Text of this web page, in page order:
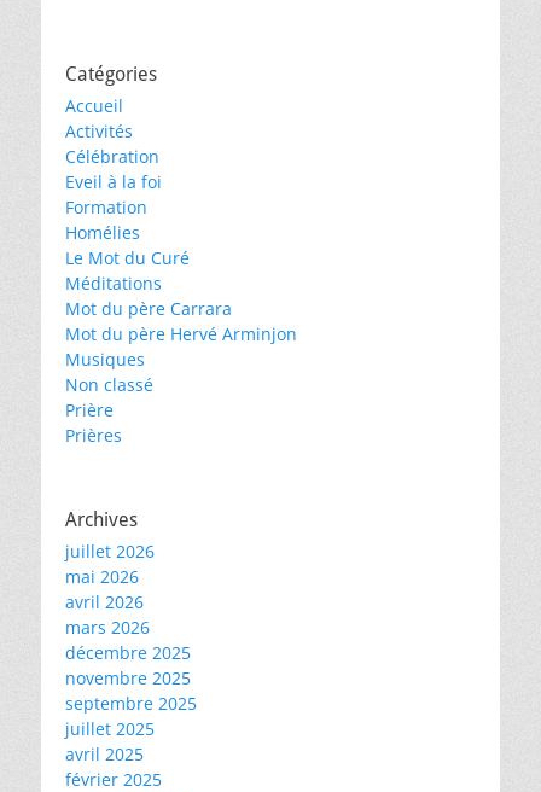
Catégories
Accueil
Activités
Célébration
Eveil à la foi
Formation
Homélies
Le Mot du Curé
Méditations
Mot du père Carrara
Mot du père Hervé Arminjon
Musiques
Non classé
Prière
Prières
Archives
juillet 2026
mai 2026
avril 2026
mars 2026
décembre 2025
novembre 2025
septembre 2025
juillet 2025
avril 2025
février 2025